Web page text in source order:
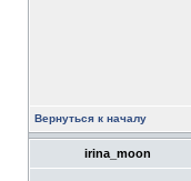
Вернуться к началу
irina_moon